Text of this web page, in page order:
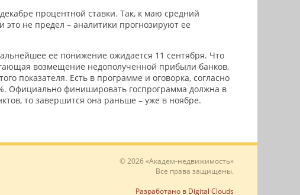
процентной ставки. Так, к маю средний
не предел – аналитики прогнозируют ее
ее понижение ожидается 11 сентября. Что
возмещение недополученной прибыли банков,
показателя. Есть в программе и оговорка, согласно
Официально финишировать госпрограмма должна в
то завершится она раньше – уже в ноябре.
© 2026 «Академ-недвижимость»
Все права защищены.
Разработано в Digital Clouds